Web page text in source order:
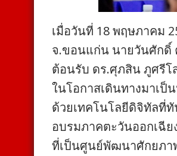
เมื่อวันที่ 18 พฤษภาคม
จ.ขอนแก่น นายวันศักดิ์
ต้อนรับ ดร.ศุภสิน ภูศรี
ในโอกาสเดินทางมาเป็
ด้วยเทคโนโลยีดิจิทัลที่
อบรมภาคตะวันออกเฉีย
ที่เป็นศูนย์พัฒนาศักยภาพ